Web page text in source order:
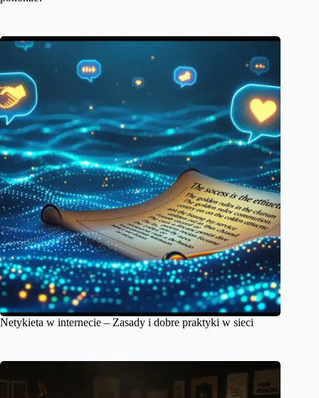
Netykieta w internecie – Zasady i dobre praktyki w sieci